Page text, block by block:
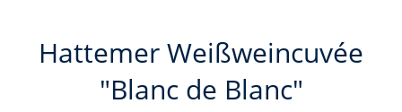
Hattemer Weißweincuvée
"Blanc de Blanc"